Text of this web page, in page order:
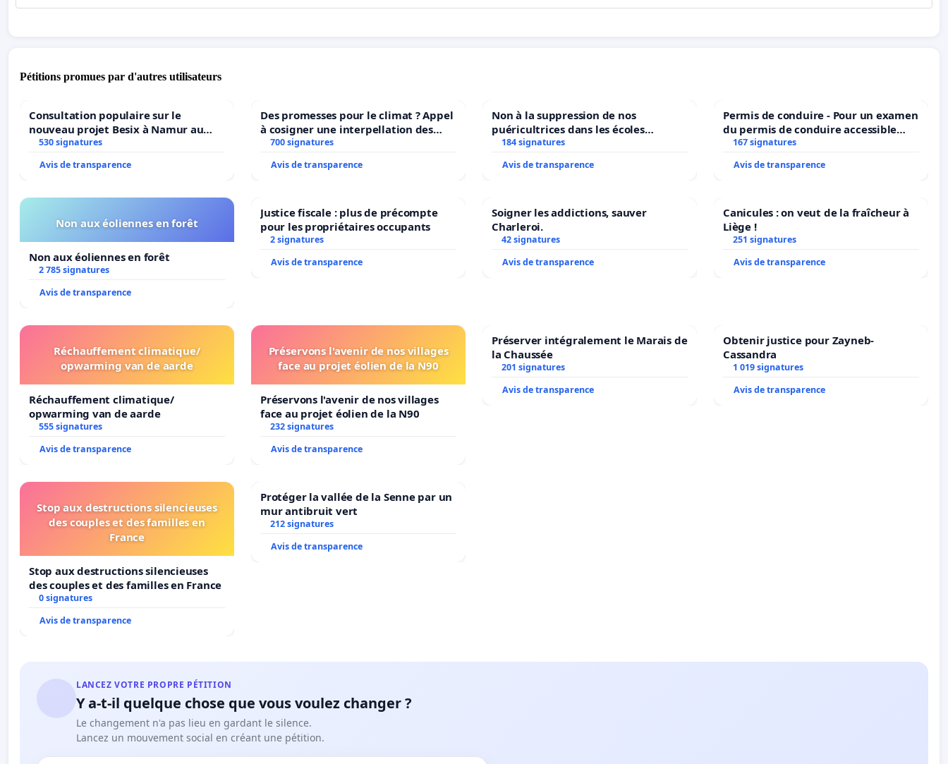
Pétitions promues par d'autres utilisateurs
Consultation populaire sur le
nouveau projet Besix à Namur au
Parc Léopold ?
530 signatures
Avis de transparence
Des promesses pour le climat ? Appel
à cosigner une interpellation des
ministres wallons du climat et de
l’environnement.
700 signatures
Avis de transparence
Non à la suppression de nos
puéricultrices dans les écoles
communale de Flémalle !
184 signatures
Avis de transparence
Permis de conduire - Pour un examen
du permis de conduire accessible
dans plusieurs langues à Bruxelles
167 signatures
Avis de transparence
Non aux éoliennes en forêt
Non aux éoliennes en forêt
2 785 signatures
Avis de transparence
Justice fiscale : plus de précompte
pour les propriétaires occupants
2 signatures
Avis de transparence
Soigner les addictions, sauver
Charleroi.
42 signatures
Avis de transparence
Canicules : on veut de la fraîcheur à
Liège !
251 signatures
Avis de transparence
Réchauffement climatique/
opwarming van de aarde
Réchauffement climatique/
opwarming van de aarde
555 signatures
Avis de transparence
Préservons l'avenir de nos villages
face au projet éolien de la N90
Préservons l'avenir de nos villages
face au projet éolien de la N90
232 signatures
Avis de transparence
Préserver intégralement le Marais de
la Chaussée
201 signatures
Avis de transparence
Obtenir justice pour Zayneb-
Cassandra
1 019 signatures
Avis de transparence
Stop aux destructions silencieuses
des couples et des familles en
France
Stop aux destructions silencieuses
des couples et des familles en France
0 signatures
Avis de transparence
Protéger la vallée de la Senne par un
mur antibruit vert
212 signatures
Avis de transparence
LANCEZ VOTRE PROPRE PÉTITION
Y a-t-il quelque chose que vous voulez changer ?
Le changement n'a pas lieu en gardant le silence.
Lancez un mouvement social en créant une pétition.